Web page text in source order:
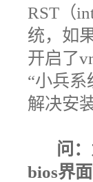
RST（
统， 如
开启了
“小兵
解决安
问
bios界面